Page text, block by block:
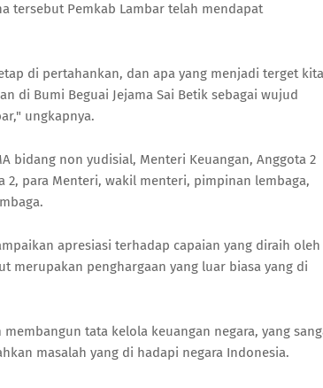
tersebut Pemkab Lambar telah mendapat
di pertahankan, dan apa yang menjadi terget kita
di Bumi Beguai Jejama Sai Betik sebagai wujud
ungkapnya.
bidang non yudisial, Menteri Keuangan, Anggota 2
2, para Menteri, wakil menteri, pimpinan lembaga,
apresiasi terhadap capaian yang diraih oleh
merupakan penghargaan yang luar biasa yang di
tata kelola keuangan negara, yang
masalah yang di hadapi negara Indonesia.